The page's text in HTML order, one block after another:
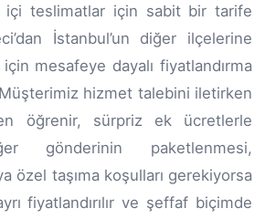
içi teslimatlar için sabit bir tarife
İstanbul’un diğer ilçelerine
mesafeye dayalı fiyatlandırma
Müşterimiz hizmet talebini iletirken
öğrenir, sürpriz ek ücretlerle
gönderinin paketlenmesi,
özel taşıma koşulları gerekiyorsa
fiyatlandırılır ve şeffaf biçimde